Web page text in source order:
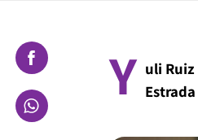
Y uli Ruiz
Estrada